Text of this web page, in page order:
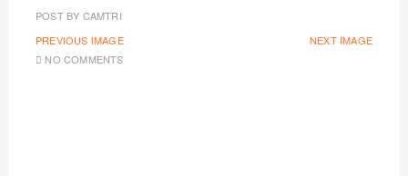
POST BY CAMTRI
PREVIOUS IMAGE
NEXT IMAGE
NO COMMENTS